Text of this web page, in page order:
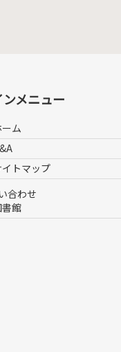
ンメニュー
ーム
イトマップ
合わせ
書館